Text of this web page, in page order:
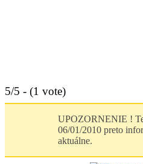
5/5 - (1 vote)
UPOZORNENIE !
06/01/2010 preto
aktuálne.